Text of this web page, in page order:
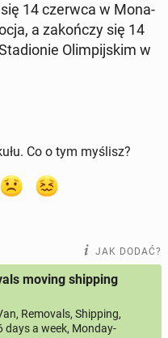
14 czerwca w Mo­na­
a za­koń­czy się 14
Olim­pij­skim w
Co o tym myślisz?
JAK DODAĆ?
moving shipping
Removals, Shipping,
days a week, Monday-